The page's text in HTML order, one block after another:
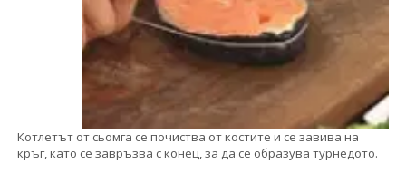
Котлетът от сьомга се почиства от костите и се завива на
кръг, като се завръзва с конец, за да се образува турнедото.